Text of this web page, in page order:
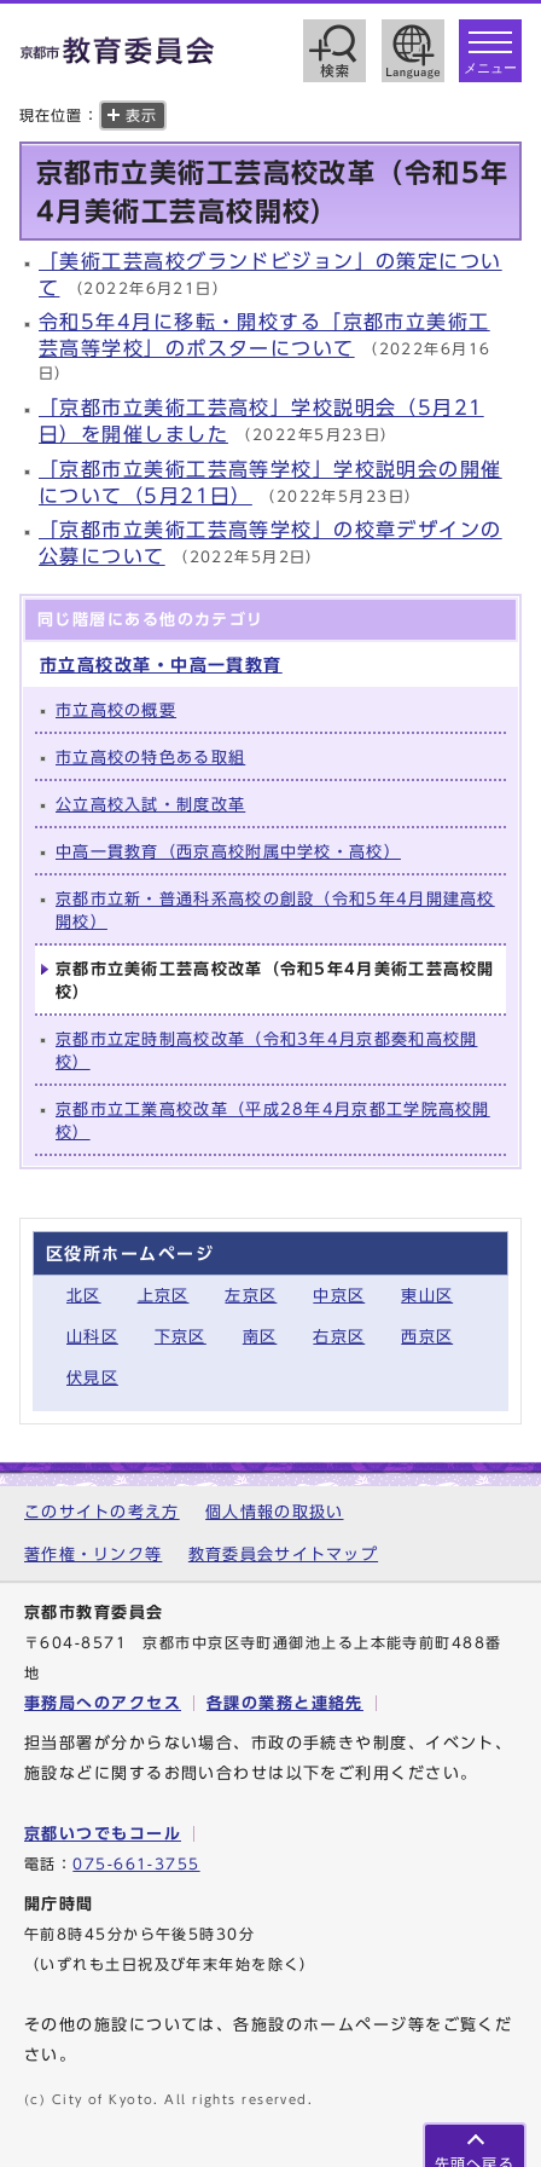
toggle
メニュー
現在位置： 表示
京都市立美術工芸高校改革（令和5年
4月美術工芸高校開校）
「美術工芸高校グランドビジョン」の策定につい
て （2022年6月21日）
令和5年4月に移転・開校する「京都市立美術工
芸高等学校」のポスターについて （2022年6月16
日）
「京都市立美術工芸高校」学校説明会（5月21
日）を開催しました （2022年5月23日）
「京都市立美術工芸高等学校」学校説明会の開催
について（5月21日） （2022年5月23日）
「京都市立美術工芸高等学校」の校章デザインの
公募について （2022年5月2日）
同じ階層にある他のカテゴリ
市立高校改革・中高一貫教育
市立高校の概要
市立高校の特色ある取組
公立高校入試・制度改革
中高一貫教育（西京高校附属中学校・高校）
京都市立新・普通科系高校の創設（令和5年4月開建高校
開校）
京都市立美術工芸高校改革（令和5年4月美術工芸高校開
校）
京都市立定時制高校改革（令和3年4月京都奏和高校開
校）
京都市立工業高校改革（平成28年4月京都工学院高校開
校）
区役所ホームページ
北区 上京区 左京区 中京区 東山区
山科区 下京区 南区 右京区 西京区
伏見区
先頭へ戻る
このサイトの考え方 個人情報の取扱い
著作権・リンク等 教育委員会サイトマップ
京都市教育委員会
〒604-8571 京都市中京区寺町通御池上る上本能寺前町488番
地
事務局へのアクセス 各課の業務と連絡先
担当部署が分からない場合、市政の手続きや制度、イベント、
施設などに関するお問い合わせは以下をご利用ください。
京都いつでもコール
電話：075-661-3755
開庁時間
午前8時45分から午後5時30分
（いずれも土日祝及び年末年始を除く）
その他の施設については、各施設のホームページ等をご覧くだ
さい。
(c) City of Kyoto. All rights reserved.